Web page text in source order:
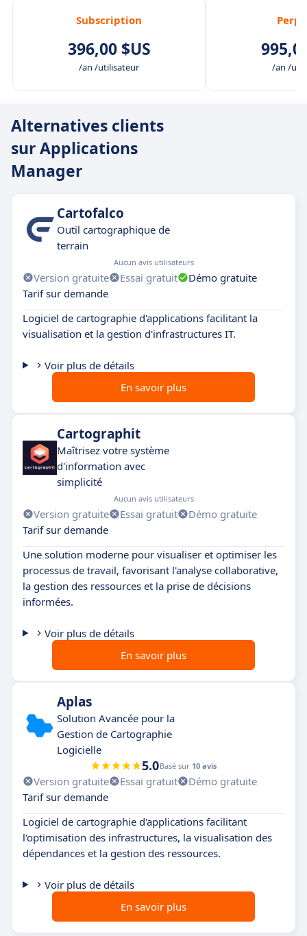
Subscription
396,00 $US
/an /utilisateur /an /
Alternatives clients
sur Applications
Manager
Cartofalco
Outil cartographique de
terrain
Aucun avis utilisateurs
Version gratuite Essai gratuit
Démo gratuite
Tarif sur demande
Logiciel de cartographie d'applications facilitant la
visualisation et la gestion d'infrastructures IT.
Voir plus de détails
En savoir plus
Cartographit
Maîtrisez votre système
d'information avec
simplicité
Aucun avis utilisateurs
Version gratuite Essai gratuit
Démo gratuite
Tarif sur demande
Une solution moderne pour visualiser et optimiser les
processus de travail, favorisant l'analyse collaborative,
la gestion des ressources et la prise de décisions
informées.
Voir plus de détails
En savoir plus
Aplas
Solution Avancée pour la
Gestion de Cartographie
Logicielle
5.0Basé sur 10 avis
Version gratuite Essai gratuit
Démo gratuite
Tarif sur demande
Logiciel de cartographie d'applications facilitant
l'optimisation des infrastructures, la visualisation des
dépendances et la gestion des ressources.
Voir plus de détails
En savoir plus